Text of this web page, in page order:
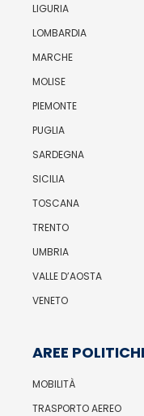
LIGURIA
LOMBARDIA
MARCHE
MOLISE
PIEMONTE
PUGLIA
SARDEGNA
SICILIA
TOSCANA
TRENTO
UMBRIA
VALLE D’AOSTA
VENETO
AREE
MOBILITÀ
TRASPORTO AEREO